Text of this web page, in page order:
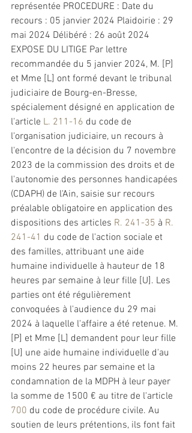
représentée PROCEDURE : Date du
recours : 05 janvier 2024 Plaidoirie : 29
mai 2024 Délibéré : 26 août 2024
EXPOSE DU LITIGE Par lettre
recommandée du 5 janvier 2024, M. [P]
et Mme [L] ont formé devant le tribunal
judiciaire de Bourg-en-Bresse,
spécialement désigné en application de
l'article L. 211-16 du code de
l'organisation judiciaire, un recours à
l'encontre de la décision du 7 novembre
2023 de la commission des droits et de
l'autonomie des personnes handicapées
(CDAPH) de l'Ain, saisie sur recours
préalable obligatoire en application des
dispositions des articles R. 241-35 à R.
241-41 du code de l'action sociale et
des familles, attribuant une aide
humaine individuelle à hauteur de 18
heures par semaine à leur fille [U]. Les
parties ont été régulièrement
convoquées à l'audience du 29 mai
2024 à laquelle l'affaire a été retenue. M.
[P] et Mme [L] demandent pour leur fille
[U] une aide humaine individuelle d'au
moins 22 heures par semaine et la
condamnation de la MDPH à leur payer
la somme de 1500 € au titre de l'article
700 du code de procédure civile. Au
soutien de leurs prétentions, ils font fait